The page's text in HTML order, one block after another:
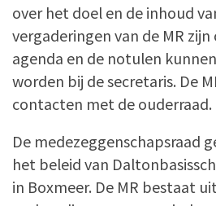
over het doel en de inhoud
vergaderingen van de MR
agenda en de notulen
worden bij de secretaris. De
contacten met de ouderraad.
De medezeggenschapsraad
het beleid van
in Boxmeer. De MR bestaat